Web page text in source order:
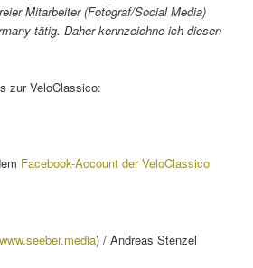
Mitarbeiter (Fotograf/Social Media)
tätig. Daher kennzeichne ich diesen
zur VeloClassico:
Facebook-Account der VeloClassico
www.seeber.media) / Andreas Stenzel